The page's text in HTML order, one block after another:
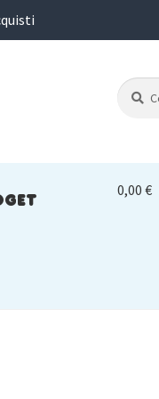
Cerca:
Cerca
0,00€